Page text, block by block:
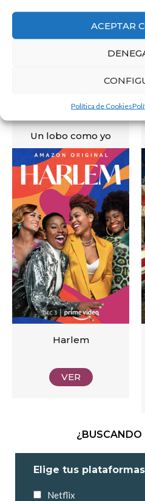
ACEPTAR
Política de Cookies
Un lobo como yo
VER
Harlem
VER
¿BUSCANDO
Elige tus plataformas
Netflix